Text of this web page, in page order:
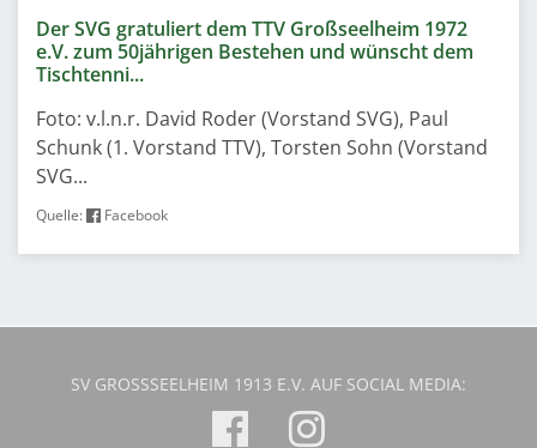
Der SVG gratuliert dem TTV Großseelheim 1972
e.V. zum 50jährigen Bestehen und wünscht dem
Tischtenni...
Foto: v.l.n.r. David Roder (Vorstand SVG), Paul
Schunk (1. Vorstand TTV), Torsten Sohn (Vorstand
SVG...
Quelle: Facebook
SV GROSSSEELHEIM 1913 E.V. AUF SOCIAL MEDIA: